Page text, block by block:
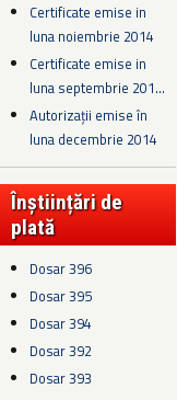
Certificate emise in
luna noiembrie 2014
Certificate emise in
luna septembrie 201...
Autorizații emise în
luna decembrie 2014
Înștiințări de
plată
Dosar 396
Dosar 395
Dosar 394
Dosar 392
Dosar 393